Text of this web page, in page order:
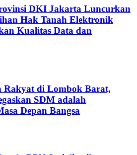
DKI Jakarta Luncurkan
Hak Tanah Elektronik
Kualitas Data dan
Rakyat di Lombok Barat,
SDM adalah
Depan Bangsa